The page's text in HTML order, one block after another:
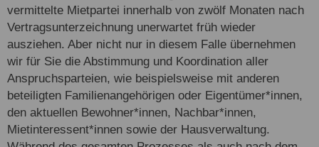
vermittelte Mietpartei innerhalb von zwölf Monaten nach
Vertragsunterzeichnung unerwartet früh wieder
ausziehen. Aber nicht nur in diesem Falle übernehmen
wir für Sie die Abstimmung und Koordination aller
Anspruchsparteien, wie beispielsweise mit anderen
beteiligten Familienangehörigen oder Eigentümer*innen,
den aktuellen Bewohner*innen, Nachbar*innen,
Mietinteressent*innen sowie der Hausverwaltung.